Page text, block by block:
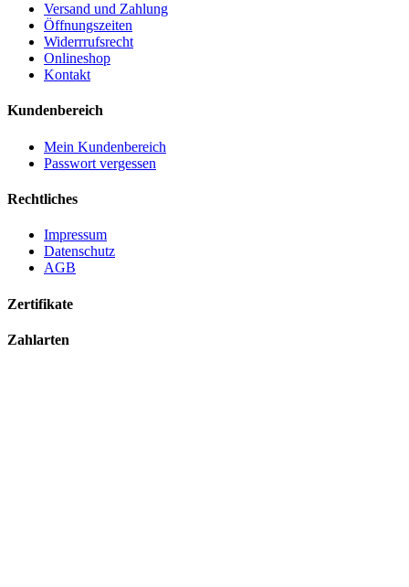
Versand und Zahlung
Öffnungszeiten
Widerrrufsrecht
Onlineshop
Kontakt
Kundenbereich
Mein Kundenbereich
Passwort vergessen
Rechtliches
Impressum
Datenschutz
AGB
Zertifikate
Zahlarten